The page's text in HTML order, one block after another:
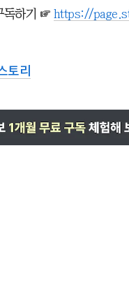
독하기 ☞ https://
토리